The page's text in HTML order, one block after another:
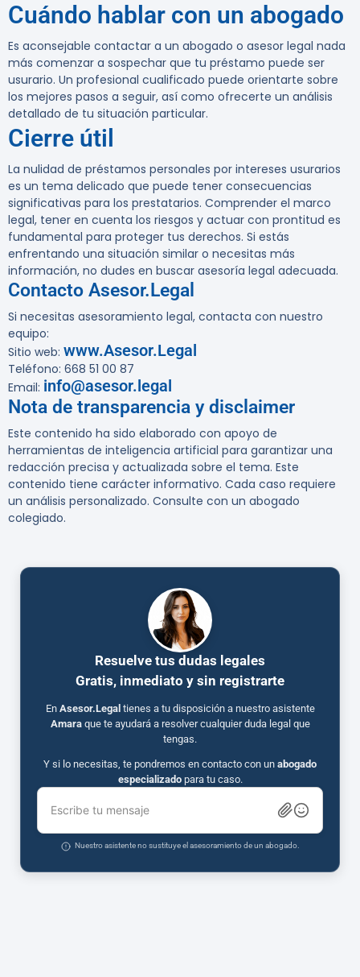
Cuándo hablar con un abogado
Es aconsejable contactar a un abogado o asesor legal nada
más comenzar a sospechar que tu préstamo puede ser
usurario. Un profesional cualificado puede orientarte sobre
los mejores pasos a seguir, así como ofrecerte un análisis
detallado de tu situación particular.
Cierre útil
La nulidad de préstamos personales por intereses usurarios
es un tema delicado que puede tener consecuencias
significativas para los prestatarios. Comprender el marco
legal, tener en cuenta los riesgos y actuar con prontitud es
fundamental para proteger tus derechos. Si estás
enfrentando una situación similar o necesitas más
información, no dudes en buscar asesoría legal adecuada.
Contacto Asesor.Legal
Si necesitas asesoramiento legal, contacta con nuestro
equipo:
Sitio web: www.Asesor.Legal
Teléfono: 668 51 00 87
Email: info@asesor.legal
Nota de transparencia y disclaimer
Este contenido ha sido elaborado con apoyo de
herramientas de inteligencia artificial para garantizar una
redacción precisa y actualizada sobre el tema. Este
contenido tiene carácter informativo. Cada caso requiere
un análisis personalizado. Consulte con un abogado
colegiado.
Resuelve tus dudas legales
Gratis, inmediato y sin registrarte
En Asesor.Legal tienes a tu disposición a nuestro asistente
Amaraque te ayudará a resolver cualquier duda legal que
tengas.
Y si lo necesitas, te pondremos en contacto con un abogado
especializadopara tu caso.
Escribe tu mensaje
Nuestro asistente no sustituye el asesoramiento de un abogado.